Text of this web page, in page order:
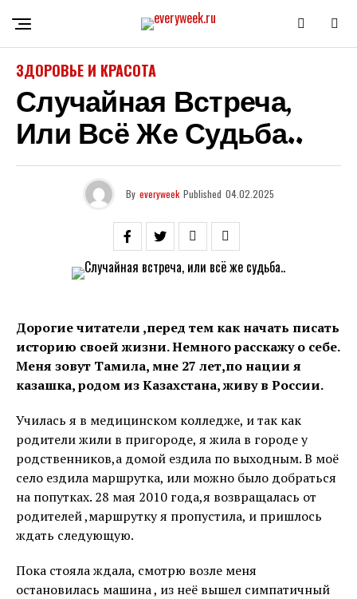
ЗДОРОВЬЕ И КРАСОТА
Случайная Встреча,
Или Всё Же Судьба..
By everyweek Published 04.02.2025
Дорогие читатели ,перед тем как начать писать
историю своей жизни. Немного расскажу о себе.
Меня зовут Тамила, мне 27 лет,по нации я
казашка, родом из Казахстана, живу в России.
Училась я в медицинском колледже, и так как
родители жили в пригороде, я жила в городе у
родственников,а домой ездила по выходным. В моё
село ездила маршрутка, или можно было добраться
на попутках. 28 мая 2010 года,я возвращалась от
родителей ,маршрутку я пропустила, и пришлось
ждать следующую.
Пока стояла ждала, смотрю возле меня
остановилась машина , из неё вышел симпатичный